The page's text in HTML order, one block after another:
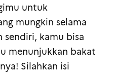
untuk
mungkin selama
sendiri, kamu bisa
menunjukkan bakat
Silahkan isi